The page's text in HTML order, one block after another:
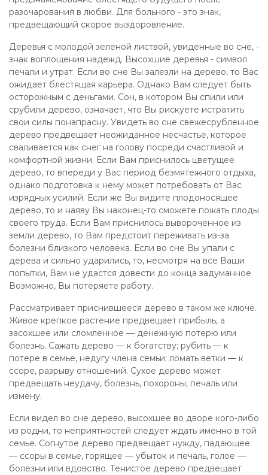
разочарования в любви. Для больного - это знак,
предвещающий скорое выздоровление.
Деревья с молодой зеленой листвой, увиденные во сне, -
знак воплощения надежд. Высохшие деревья - символ
печали и утрат. Если во сне Вы залезли на дерево, то Вас
ожидает блестящая карьера. Однако Вам следует быть
осторожным с деньгами. Сон, в котором Вы спили или
срубили дерево, означает, что Вы рискуете истратить
свои силы понапрасну. Увидеть во сне свежесрубленное
дерево предвещает неожиданное несчастье, которое
сваливается как снег на голову посреди счастливой и
комфортной жизни. Если Вам приснилось цветущее
дерево, то впереди у Вас период безмятежного отдыха,
однако подготовка к нему может потребовать от Вас
изрядных усилий. Если же Вы видите плодоносящее
дерево, то и наяву Вы наконец-то сможете пожать плоды
своего труда. Если Вам приснилось вывороченное из
земли дерево, то Вам предстоит переживать из-за
болезни близкого человека. Если во сне Вы упали с
дерева и сильно ударились, то, несмотря на все Ваши
попытки, Вам не удастся довести до конца задуманное.
Возможно, Вы потеряете работу.
Рассматривает приснившееся дерево в таком же ключе.
Живое крепкое растение предвещает прибыль, а
засохшее или сломленное — денежную потерю или
болезнь. Сажать дерево — к богатству; рубить — к
потере в семье, недугу члена семьи; ломать ветки — к
ссоре, разрыву отношений. Сухое дерево может
предвещать неудачу, болезнь, похороны, печаль или
измену.
Если видел во сне дерево, высохшее во дворе кого-либо
из родни, то неприятностей следует ждать именно в той
семье. Согнутое дерево предвещает нужду, падающее
— ссоры в семье, горящее — убыток и печаль, голое —
болезни или вдовство. Тенистое дерево предвещает